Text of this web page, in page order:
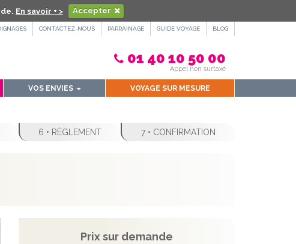
En savoir + > Accepter
CONTACTEZ-NOUS PARRAINAGE GUIDE VOYAGE BLOG
01 40 10 50 00
Appel non surtaxé
VOS ENVIES VOYAGE SUR MESURE
6 • RÈGLEMENT 7 • CONFIRMATION
Prix sur demande